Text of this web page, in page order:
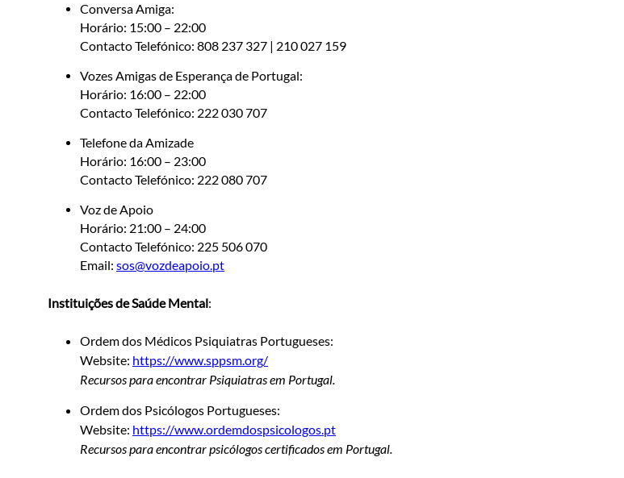
Conversa Amiga:
Horário: 15:00 – 22:00
Contacto Telefónico: 808 237 327 | 210 027 159
Vozes Amigas de Esperança de Portugal:
Horário: 16:00 – 22:00
Contacto Telefónico: 222 030 707
Telefone da Amizade
Horário: 16:00 – 23:00
Contacto Telefónico: 222 080 707
Voz de Apoio
Horário: 21:00 – 24:00
Contacto Telefónico: 225 506 070
Email: sos@vozdeapoio.pt
Instituições de Saúde Mental:
Ordem dos Médicos Psiquiatras Portugueses:
Website: https://www.sppsm.org/
Recursos para encontrar Psiquiatras em Portugal.
Ordem dos Psicólogos Portugueses:
Website: https://www.ordemdospsicologos.pt
Recursos para encontrar psicólogos certificados em Portugal.